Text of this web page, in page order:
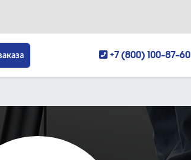
+7 (800) 100-87-60